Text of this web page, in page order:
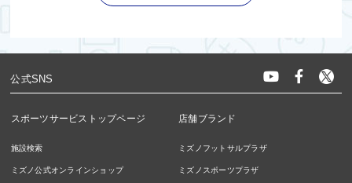
公式SNS
スポーツサービストップページ
施設検索
ミズノ公式オンラインショップ
店舗ブランド
ミズノフットサルプラザ
ミズノスポーツプラザ